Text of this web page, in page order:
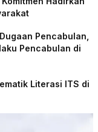
Pencabulan,
Pencabulan di
Literasi ITS di